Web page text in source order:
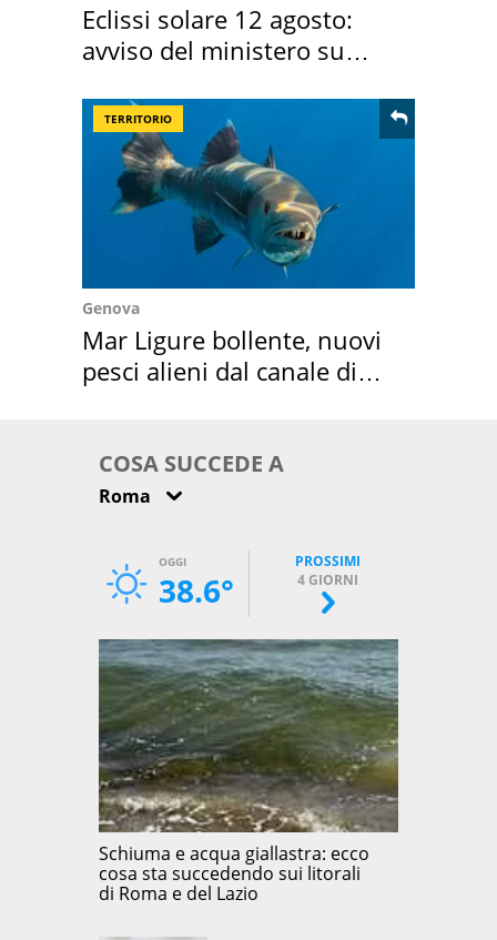
Eclissi solare 12 agosto:
avviso del ministero su
TERRITORIO
Genova
Mar Ligure bollente, nuovi
pesci alieni dal canale di